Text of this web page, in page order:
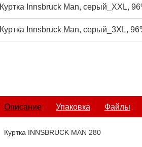
Куртка Innsbruck Man, серый_XXL,
Куртка Innsbruck Man, серый_3XL,
Описание Упаковка Файлы
Куртка INNSBRUCK MAN 280